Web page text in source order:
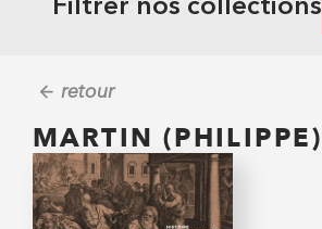
Filtrer nos collections
retour
MARTIN (PHILIPPE)